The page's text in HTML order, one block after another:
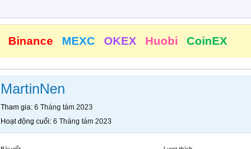
Binance MEXC OKEX Huobi CoinEX
MartinNen
Tham gia 6 Tháng tám 2023
Hoạt động cuối 6 Tháng tám 2023